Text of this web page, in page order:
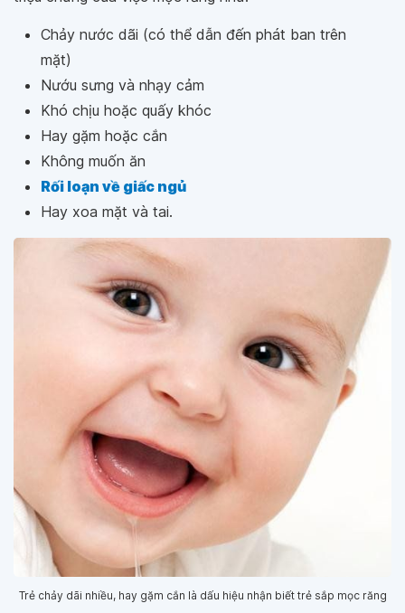
Chảy nước dãi (có thể dẫn đến phát ban trên
mặt)
Nướu sưng và nhạy cảm
Khó chịu hoặc quấy khóc
Hay gặm hoặc cắn
Không muốn ăn
Rối loạn về giấc ngủ
Hay xoa mặt và tai.
Trẻ chảy dãi nhiều, hay gặm cắn là dấu hiệu nhận biết trẻ sắp mọc răng